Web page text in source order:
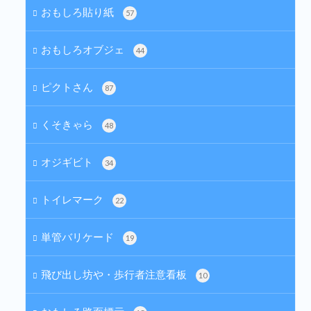
おもしろ貼り紙 57
おもしろオブジェ 44
ピクトさん 87
くそきゃら 48
オジギビト 34
トイレマーク 22
単管バリケード 19
飛び出し坊や・歩行者注意看板 10